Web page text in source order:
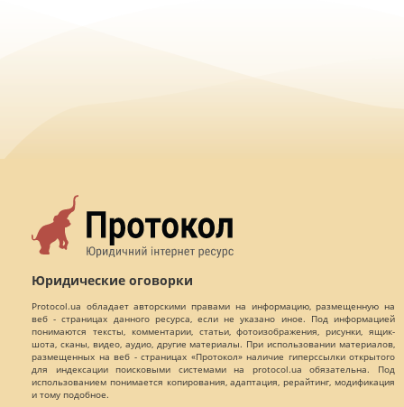
Юридические оговорки
Protocol.ua обладает авторскими правами на информацию, размещенную на
веб - страницах данного ресурса, если не указано иное. Под информацией
понимаются тексты, комментарии, статьи, фотоизображения, рисунки, ящик-
шота, сканы, видео, аудио, другие материалы. При использовании материалов,
размещенных на веб - страницах «Протокол» наличие гиперссылки открытого
для индексации поисковыми системами на protocol.ua обязательна. Под
использованием понимается копирования, адаптация, рерайтинг, модификация
и тому подобное.